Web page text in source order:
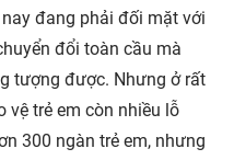
đang phải đối mặt với
đổi toàn cầu mà
tượng được. Nhưng ở rất
vệ trẻ em còn nhiều lỗ
300 ngàn trẻ em, nhưng